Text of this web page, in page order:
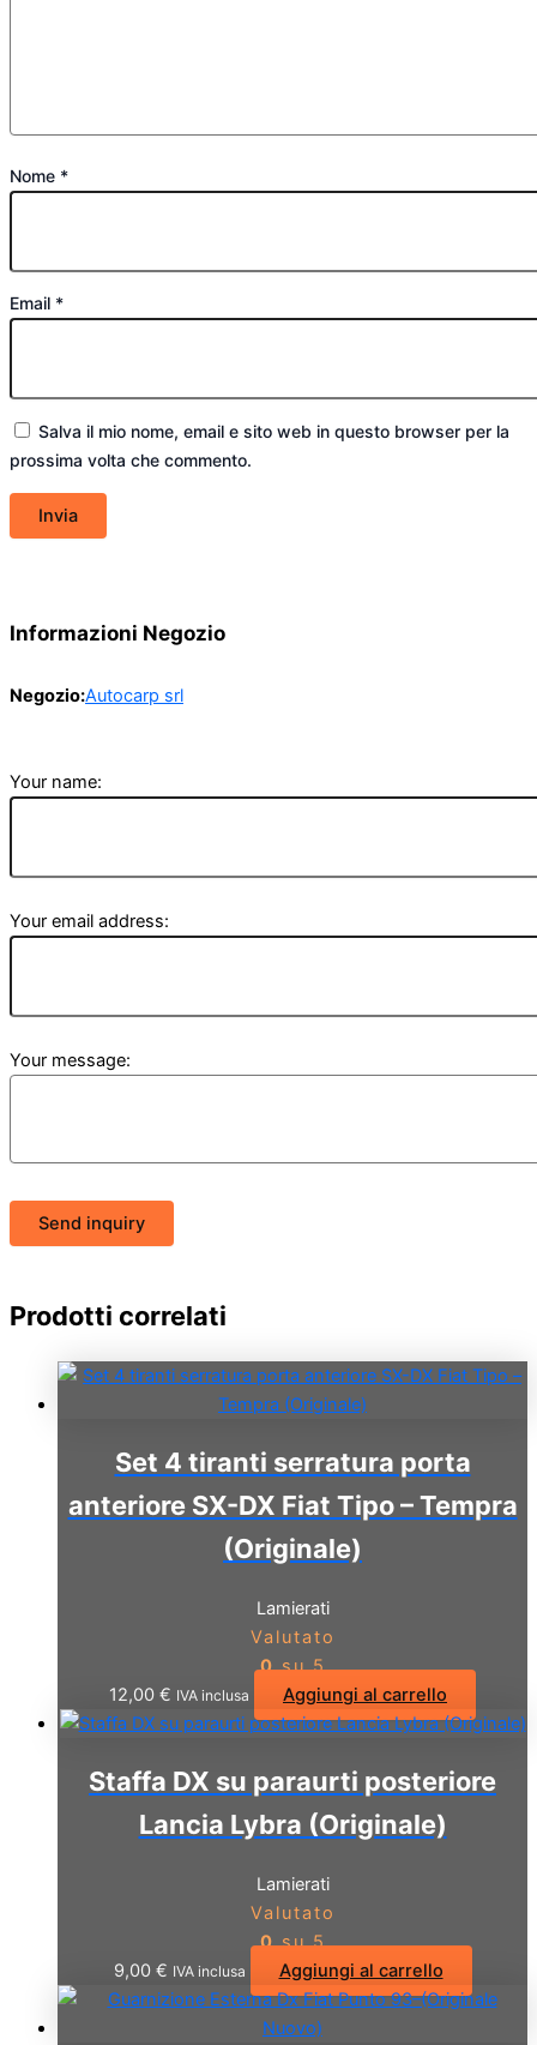
Nome *
Email *
Salva il mio nome, email e sito web in questo browser per la
prossima volta che commento.
Informazioni Negozio
Negozio:Autocarp srl
Your name:
Your email address:
Your message:
Send inquiry
Prodotti correlati
Set 4 tiranti serratura porta
anteriore SX-DX Fiat Tipo – Tempra
(Originale)
Lamierati
Valutato
0su 5
12,00 € IVA inclusa Aggiungi al carrello
Staffa DX su paraurti posteriore
Lancia Lybra (Originale)
Lamierati
Valutato
0su 5
9,00 € IVA inclusa Aggiungi al carrello